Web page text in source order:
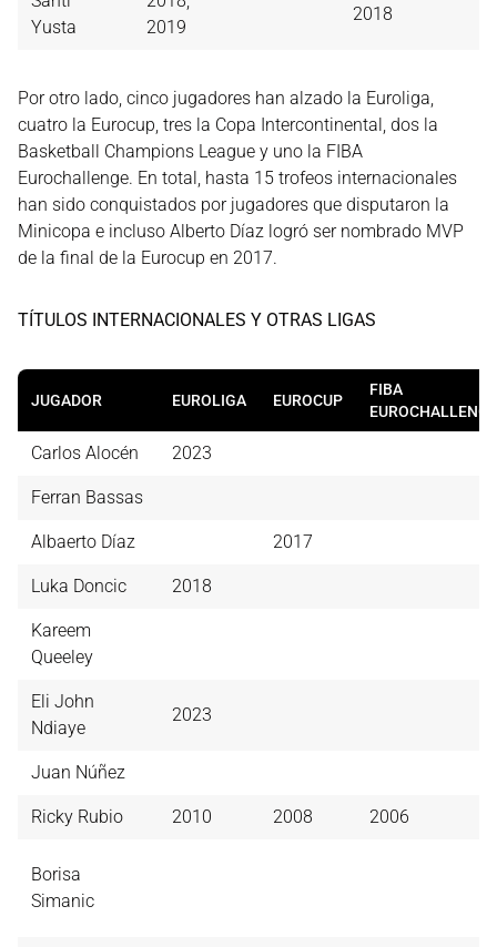
Yusta
2019
2018
Por otro lado, cinco jugadores han alzado la Euroliga,
cuatro la Eurocup, tres la Copa Intercontinental, dos la
Basketball Champions League y uno la FIBA
Eurochallenge. En total, hasta 15 trofeos internacionales
han sido conquistados por jugadores que disputaron la
Minicopa e incluso Alberto Díaz logró ser nombrado MVP
de la final de la Eurocup en 2017.
TÍTULOS INTERNACIONALES Y OTRAS LIGAS
JUGADOR EUROLIGA EUROCUP
FIBA
EUROCHALLENGE
Carlos Alocén 2023
Ferran Bassas
Albaerto Díaz 2017
Luka Doncic 2018
Kareem
Queeley
Eli John
Ndiaye
2023
Juan Núñez
Ricky Rubio 2010 2008 2006
Borisa
Simanic